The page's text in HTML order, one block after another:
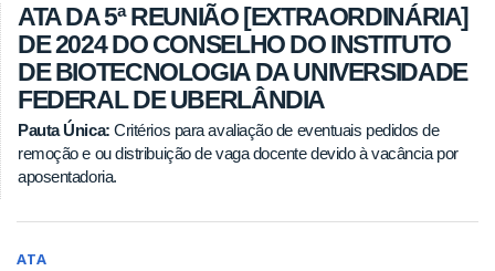
ATA DA 5ª REUNIÃO [EXTRAORDINÁRIA]
DE 2024 DO CONSELHO DO INSTITUTO
DE BIOTECNOLOGIA DA UNIVERSIDADE
FEDERAL DE UBERLÂNDIA
Pauta Única:Critérios para avaliação de eventuais pedidos de
remoção e ou distribuição de vaga docente devido à vacância por
aposentadoria.
ATA